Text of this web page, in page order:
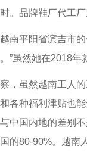
。品牌鞋厂代工
平阳省滨吉市的
”虽然她在2018年
虽然越南工人的
各种福利津贴也
中国内地的差别
的80-90%。越南